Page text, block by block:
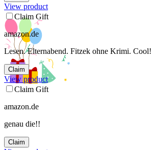
View product
Claim Gift
amazon.de
Lesen. Elternabend. Fitzek ohne Krimi. Cool!
Claim
View product
Claim Gift
amazon.de
genau die!!
Claim